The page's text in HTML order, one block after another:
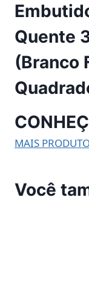
Quente
(Branco
MAIS
Você